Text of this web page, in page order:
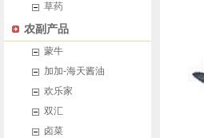
草药
农副产品
蒙牛
加加-海天酱油
欢乐家
双汇
卤菜